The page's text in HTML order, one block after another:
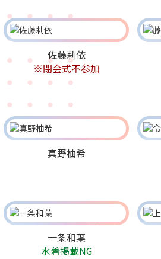
佐藤莉依
※閉会式不参加
真野柚希
一条和葉
水着掲載NG